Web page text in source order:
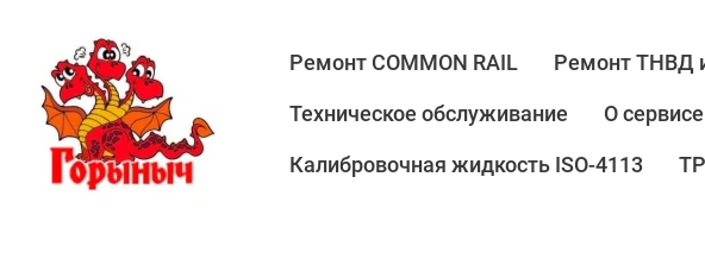
Ремонт COMMON RAIL Ремонт ТНВД
Техническое обслуживание О сервисе
Калибровочная жидкость ISO-4113